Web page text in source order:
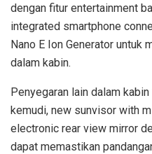
dengan fitur entertainment
integrated smartphone
Nano E Ion Generator untuk
dalam kabin.
Penyegaran lain dalam
kemudi, new sunvisor with
electronic rear view mirror
dapat memastikan